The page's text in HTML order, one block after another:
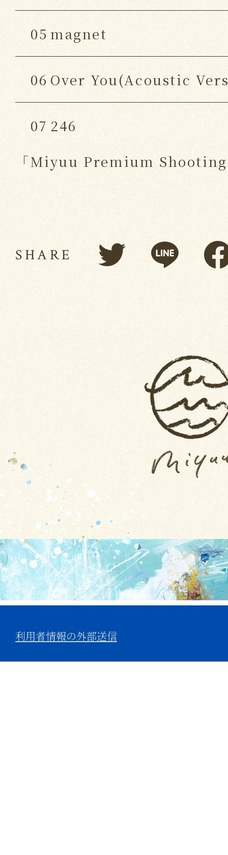
05 magnet
06 Over You(Acoustic
07 246
「Miyuu Premium
SHARE
利用者情報の外部送信